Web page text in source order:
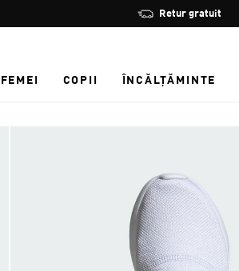
Oprește
rotația
Retur gratuit
FEMEI COPII ÎNCĂLȚĂMINTE